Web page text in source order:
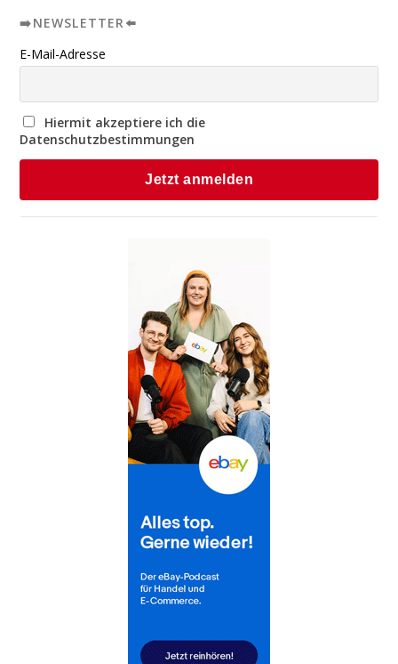
➡️NEWSLETTER⬅️
E-Mail-Adresse
Hiermit akzeptiere ich die
Datenschutzbestimmungen